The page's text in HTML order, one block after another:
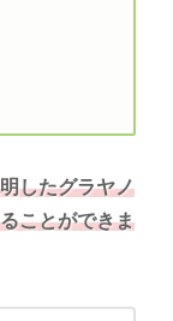
したグラヤノ
ことができま